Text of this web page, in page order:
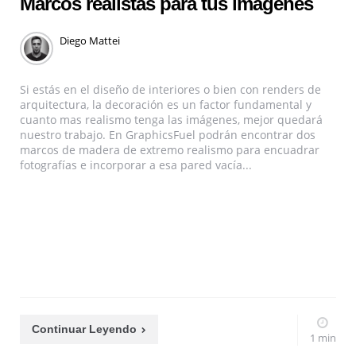
Diego Mattei
Si estás en el diseño de interiores o bien con renders de
arquitectura, la decoración es un factor fundamental y
cuanto mas realismo tenga las imágenes, mejor quedará
nuestro trabajo. En GraphicsFuel podrán encontrar dos
marcos de madera de extremo realismo para encuadrar
fotografías e incorporar a esa pared vacía...
Continuar Leyendo
1 min